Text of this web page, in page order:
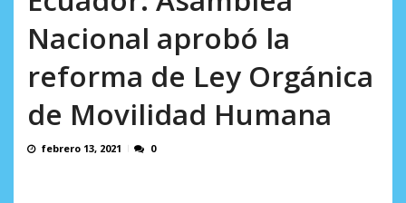
excusas, apagones y promesas
incumplidas...
AGOSTO 6, 2026
Nacional aprobó la
reforma de Ley Orgánica
de Movilidad Humana
febrero 13, 2021 0